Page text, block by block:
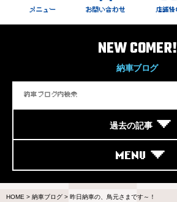
NEW COMER!
納車ブログ
過去の記事
MENU
HOME > 納車ブログ > 昨日納車の、鳥元さまです～！